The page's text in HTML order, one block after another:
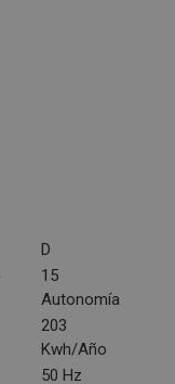
D
15
Autonomía
203
Kwh/Año
50 Hz